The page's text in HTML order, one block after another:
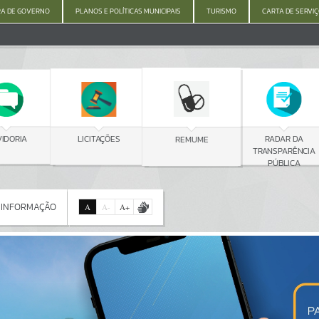
DE GOVERNO PLANOS E POLÍTICAS MUNICIPAIS TURISMO CARTA DE
LICITAÇÕES REMUME RADAR DA
TRANSPARÊNCIA
PÚBLICA
Por favor, aguarde...
A A- A+